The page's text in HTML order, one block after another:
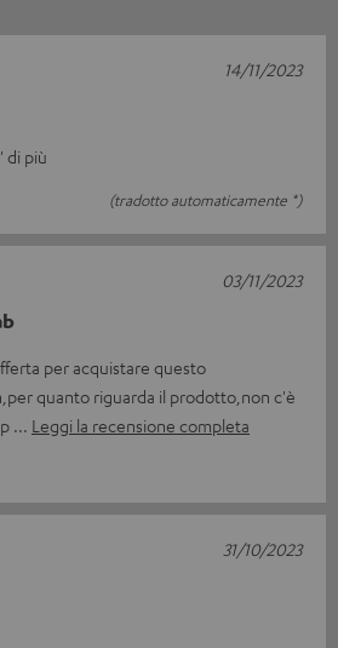
di più
(tradotto automaticamente *)
14/11/2023
per acquistare questo
quanto riguarda il prodotto,non c'è
Leggi la recensione completa
03/11/2023
31/10/2023